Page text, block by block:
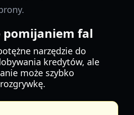
pomijaniem fal
narzędzie do
kredytów, ale
może szybko